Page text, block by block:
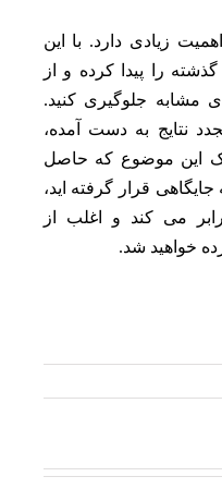
زیادی دارد. با این
را پیدا کرده و از
مشابه جلوگیری کنید.
نتایج به‌ دست آمده،
این موضوع که حاصل
قرار گرفته‌ اید،
می‌ کند و اغلب از
خواهید شد.